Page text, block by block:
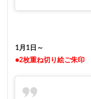
1月1日～
●2枚重ね切り絵ご朱印